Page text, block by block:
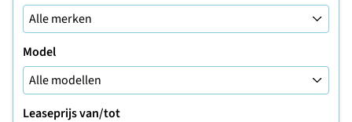
Model
Leaseprijs van/tot